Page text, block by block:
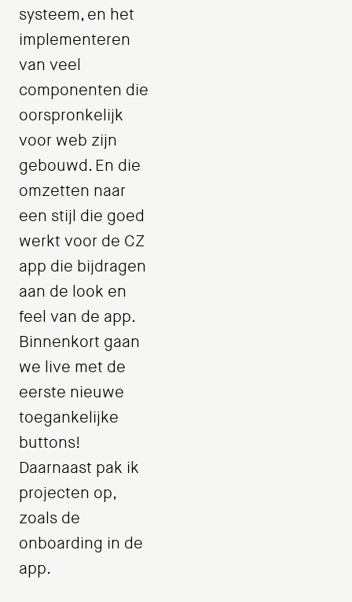
systeem, en het
implementeren
van veel
componenten die
oorspronkelijk
voor web zijn
gebouwd. En die
omzetten naar
een stijl die goed
werkt voor de CZ
app die bijdragen
aan de look en
feel van de app.
Binnenkort gaan
we live met de
eerste nieuwe
toegankelijke
buttons!
Daarnaast pak ik
projecten op,
zoals de
onboarding in de
app.